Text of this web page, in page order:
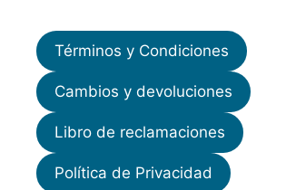
Términos y Condiciones
Cambios y devoluciones
Libro de reclamaciones
Política de Privacidad